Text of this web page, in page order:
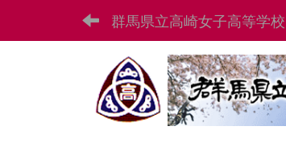
群馬県立高崎女子高等学校